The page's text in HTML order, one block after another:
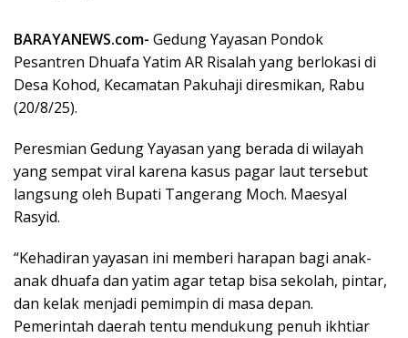
BARAYANEWS.com- Gedung Yayasan Pondok
Pesantren Dhuafa Yatim AR Risalah yang berlokasi di
Desa Kohod, Kecamatan Pakuhaji diresmikan, Rabu
(20/8/25).
Peresmian Gedung Yayasan yang berada di wilayah
yang sempat viral karena kasus pagar laut tersebut
langsung oleh Bupati Tangerang Moch. Maesyal
Rasyid.
“Kehadiran yayasan ini memberi harapan bagi anak-
anak dhuafa dan yatim agar tetap bisa sekolah, pintar,
dan kelak menjadi pemimpin di masa depan.
Pemerintah daerah tentu mendukung penuh ikhtiar